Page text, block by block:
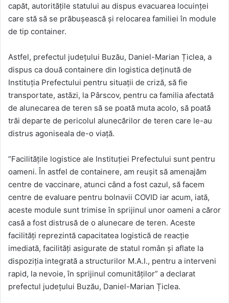
capăt, autoritățile statului au dispus evacuarea locuinței
care stă să se prăbușească și relocarea familiei în module
de tip container.
Astfel, prefectul județului Buzău, Daniel-Marian Țiclea, a
dispus ca două containere din logistica deținută de
Instituția Prefectului pentru situații de criză, să fie
transportate, astăzi, la Pârscov, pentru ca familia afectată
de alunecarea de teren să se poată muta acolo, să poată
trăi departe de pericolul alunecărilor de teren care le-au
distrus agoniseala de-o viață.
”Facilitățile logistice ale Instituției Prefectului sunt pentru
oameni. În astfel de containere, am reușit să amenajăm
centre de vaccinare, atunci când a fost cazul, să facem
centre de evaluare pentru bolnavii COVID iar acum, iată,
aceste module sunt trimise în sprijinul unor oameni a căror
casă a fost distrusă de o alunecare de teren. Aceste
facilități reprezintă capacitatea logistică de reacție
imediată, facilități asigurate de statul român și aflate la
dispoziția integrată a structurilor M.A.I., pentru a interveni
rapid, la nevoie, în sprijinul comunităților” a declarat
prefectul județului Buzău, Daniel-Marian Țiclea.